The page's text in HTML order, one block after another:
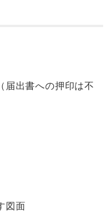
届出書への押印は不
図面